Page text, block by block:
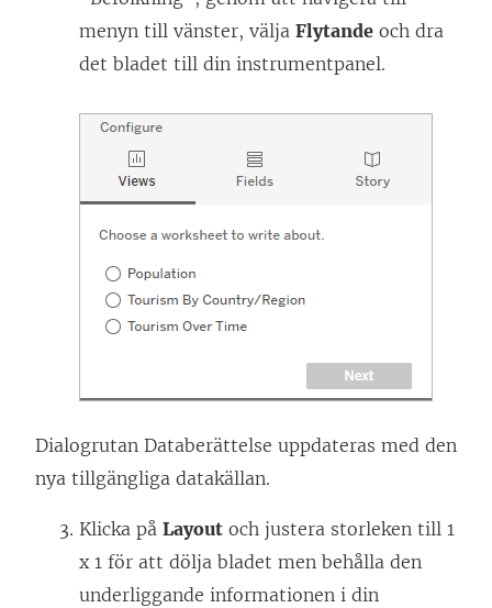
menyn till vänster, välja Flytande och dra
det bladet till din instrumentpanel.
Dialogrutan Databerättelse uppdateras med den
nya tillgängliga datakällan.
Klicka på Layout och justera storleken till 1
x 1 för att dölja bladet men behålla den
underliggande informationen i din